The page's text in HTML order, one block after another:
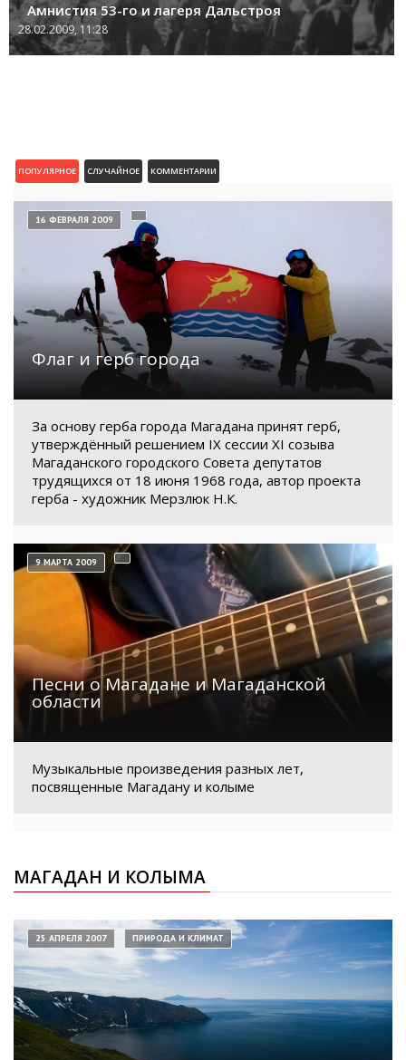
Амнистия 53-го и лагеря Дальстроя
28.02.2009, 11:28
ПОПУЛЯРНОЕ СЛУЧАЙНОЕ КОММЕНТАРИИ
Флаг и герб города
16 ФЕВРАЛЯ 2009
За основу герба города Магадана принят герб,
утверждённый решением IX сессии XI созыва
Магаданского городского Совета депутатов
трудящихся от 18 июня 1968 года, автор проекта
герба - художник Мерзлюк Н.К.
Песни о Магадане и Магаданской
области
9 МАРТА 2009
Музыкальные произведения разных лет,
посвященные Магадану и колыме
МАГАДАН И КОЛЫМА
25 АПРЕЛЯ 2007 ПРИРОДА И КЛИМАТ